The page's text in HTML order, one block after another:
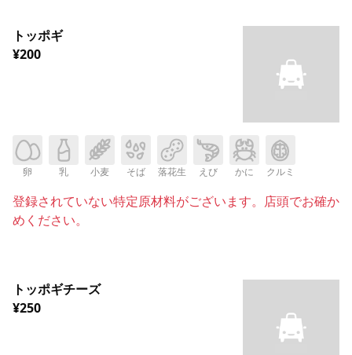
トッポギ
¥200
卵 乳 小麦 そば 落花生 えび かに クルミ
登録されていない特定原材料がございます。店頭でお確か
めください。
トッポギチーズ
¥250